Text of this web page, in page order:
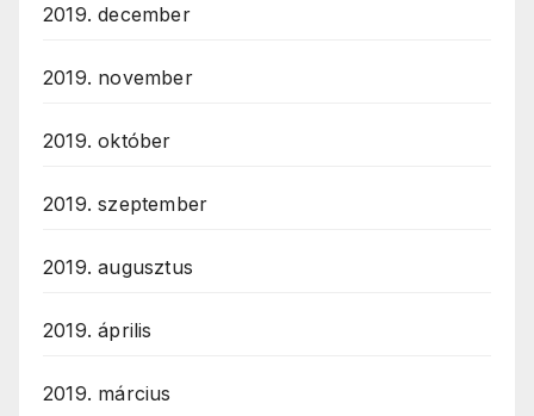
2019. december
2019. november
2019. október
2019. szeptember
2019. augusztus
2019. április
2019. március